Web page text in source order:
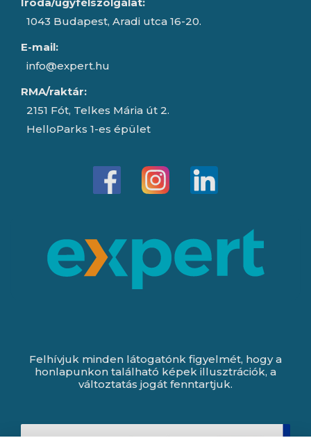
1043 Budapest, Aradi utca 16-20.
E-mail:
info@expert.hu
RMA/raktár:
2151 Fót, Telkes Mária út 2.
HelloParks 1-es épület
Felhívjuk minden látogatónk figyelmét, hogy a
honlapunkon található képek illusztrációk, a
változtatás jogát fenntartjuk.